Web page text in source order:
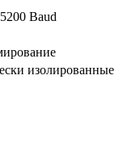
Baud
изолированные